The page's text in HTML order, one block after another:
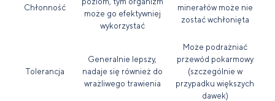
Chłonność
może go efektywniej
wykorzystać
minerałów może nie
zostać wchłonięta
Tolerancja
Generalnie lepszy,
nadaje się również do
wrażliwego trawienia
Może podrażniać
przewód pokarmowy
(szczególnie w
przypadku większych
dawek)